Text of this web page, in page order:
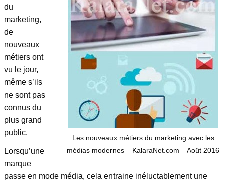
Les nouveaux métiers du marketing avec les
médias modernes – KalaraNet.com – Août 2016
du
marketing,
de
nouveaux
métiers ont
vu le jour,
même s’ils
ne sont pas
connus du
plus grand
public.
Lorsqu’une
marque
passe en mode média, cela entraine inéluctablement une